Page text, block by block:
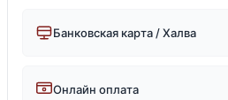
Банковская карта / Халва
Онлайн оплата